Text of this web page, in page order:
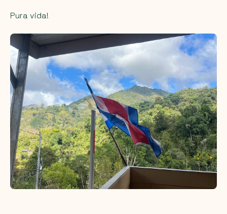
Pura vida!